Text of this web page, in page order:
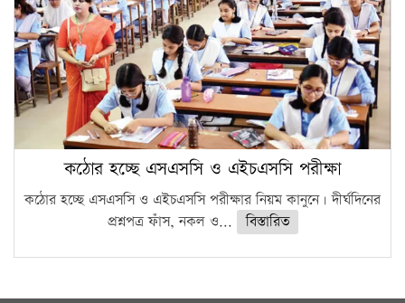
কঠোর হচ্ছে এসএসসি ও এইচএসসি পরীক্ষা
কঠোর হচ্ছে এসএসসি ও এইচএসসি পরীক্ষার নিয়ম কানুনে। দীর্ঘদিনের
প্রশ্নপত্র ফাঁস, নকল ও...
বিস্তারিত